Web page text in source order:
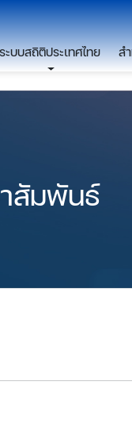
ะบบสถิติประเทศไทย ส
สัมพันธ์